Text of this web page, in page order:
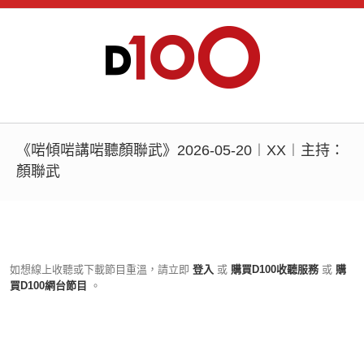
《啱傾啱講啱聽顏聯武》2026-05-20︱XX︱主持：
顏聯武
如想線上收聽或下載節目重溫，請立即 登入 或 購買D100收聽服務 或 購
買D100網台節目
。